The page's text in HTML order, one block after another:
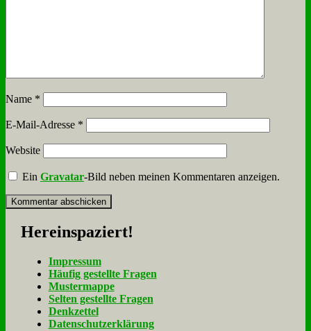
Name *
E-Mail-Adresse *
Website
EinGravatar-Bild neben meinen Kommentaren anzeigen.
Her­ein­spa­ziert!
Im­pres­sum
Häu­fig ge­stell­te Fra­gen
Mu­ster­map­pe
Sel­ten ge­stell­te Fra­gen
Denk­zet­tel
Da­ten­schutz­er­klä­rung